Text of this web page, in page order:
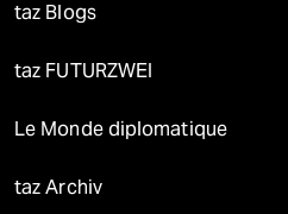
taz Blogs
taz FUTURZWEI
Le Monde diplomatique
taz Archiv